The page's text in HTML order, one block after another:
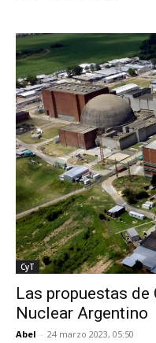
CyT
Las propuestas de
Nuclear Argentino
Abel - 24 marzo 2023, 05:50